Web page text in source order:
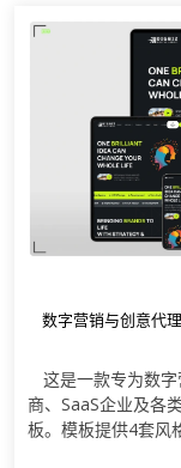
数字营销与创意代
这是一款专为数
商、SaaS企业及各
板。模板提供4套风